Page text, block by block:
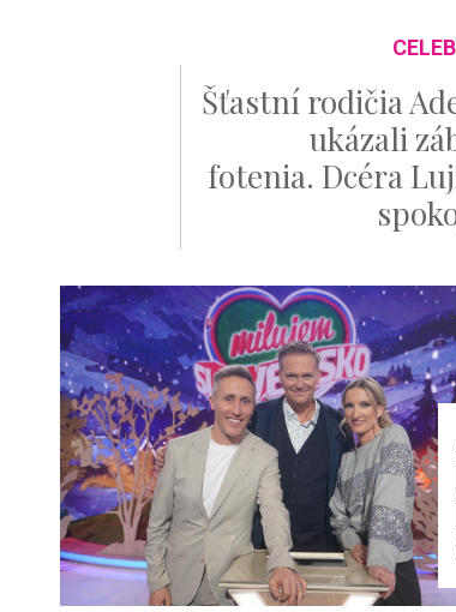
Šťastní rodičia
ukázali
fotenia. Dcéra